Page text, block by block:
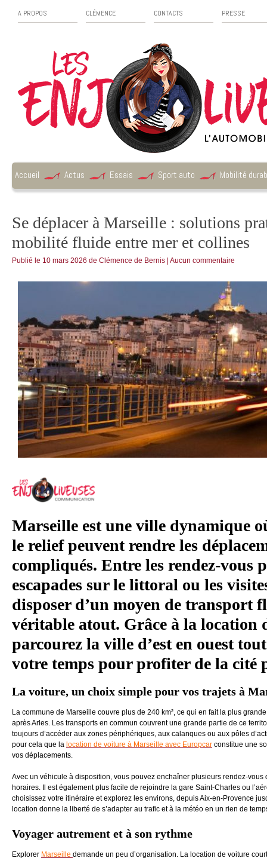
A PROPOS CLÉMENCE CONTACTS PRESSE
Accueil Actus Essais Sport auto Mobilité
Se déplacer à Marseille : solutions
mobilité fluide entre mer et collines
Publié le 10 mars 2026 de Clémence de Bernis Aucun commentaire
Marseille est une ville dynamique
le relief peuvent rendre les
compliqués. Entre les rendez-vous
escapades sur le littoral ou les
disposer d’un moyen de transport
véritable atout. Grâce à la location
parcourez la ville d’est en ouest
votre temps pour profiter de la cité
La voiture, un choix simple pour vos trajets à
La commune de Marseille couvre plus de 240 km², ce qui en fait la plus
après Arles. Les transports en commun couvrent une grande partie de ce
toujours d’accéder aux zones périphériques, aux calanques ou aux pôles
pour cela que la location de voiture à Marseille avec Europcar constitue une
vos déplacements.
Avec un véhicule à disposition, vous pouvez enchaîner plusieurs rendez-
horaires. Il est également plus facile de rejoindre la gare Saint-Charles ou
choisissez votre itinéraire et explorez les environs, depuis Aix-en-Provence
location donne la liberté de s’adapter au trafic et à la météo en un rien de
Voyager autrement et à son rythme
Explorer Marseille demande un peu d’organisation. La location de voiture